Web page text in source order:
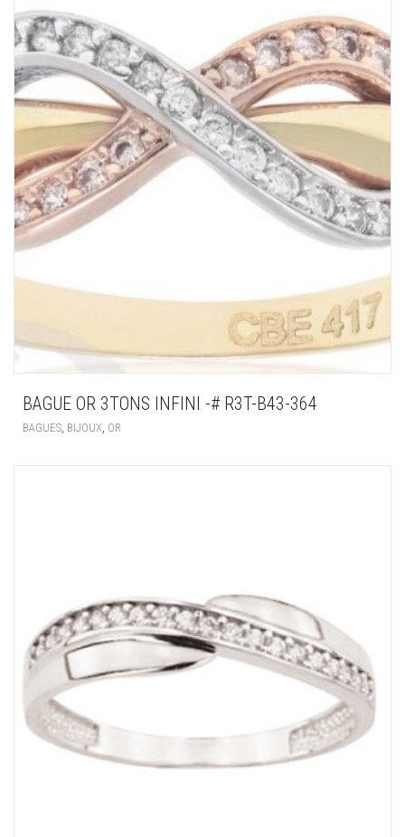
BAGUE OR 3TONS INFINI -# R3T-B43-364
BAGUES BIJOUX OR